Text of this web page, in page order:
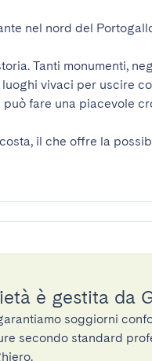
nel nord del
Tanti monumenti,
vivaci per uscire
può fare una piacevole
il che offre la
è gestita da
soggiorni
secondo standard